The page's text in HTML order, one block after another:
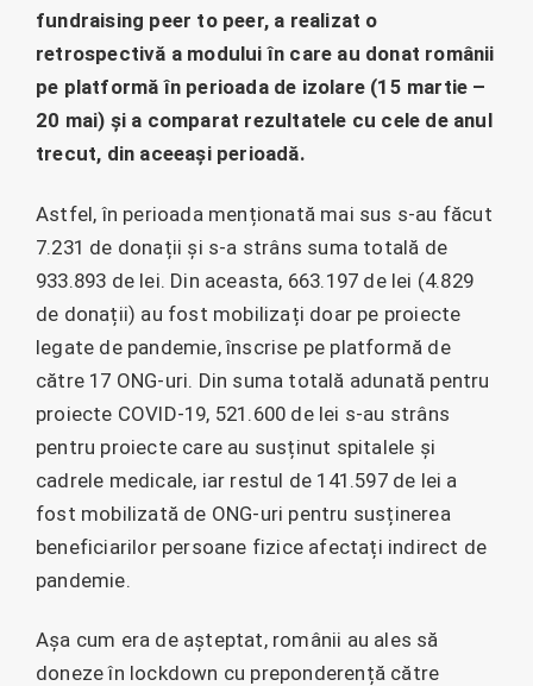
fundraising peer to peer, a realizat o
retrospectivă a modului în care au donat românii
pe platformă în perioada de izolare (15 martie –
20 mai) și a comparat rezultatele cu cele de anul
trecut, din aceeași perioadă.
Astfel, în perioada menționată mai sus s-au făcut
7.231 de donații și s-a strâns suma totală de
933.893 de lei. Din aceasta, 663.197 de lei (4.829
de donații) au fost mobilizați doar pe proiecte
legate de pandemie, înscrise pe platformă de
către 17 ONG-uri. Din suma totală adunată pentru
proiecte COVID-19, 521.600 de lei s-au strâns
pentru proiecte care au susținut spitalele și
cadrele medicale, iar restul de 141.597 de lei a
fost mobilizată de ONG-uri pentru susținerea
beneficiarilor persoane fizice afectați indirect de
pandemie.
Așa cum era de așteptat, românii au ales să
doneze în lockdown cu preponderență către